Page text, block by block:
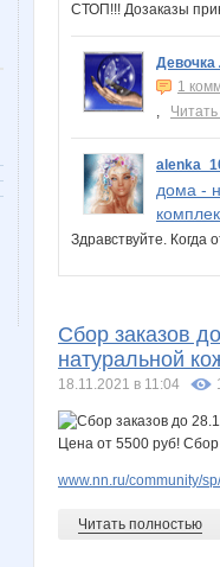
СТОП!!! Дозаказы
Девочка
1
,
дома -
Здравствуйте. Когда
Сбор заказов
натуральной
18.11.2021 в 11:04
www.nn.ru/community/
Читать полностью